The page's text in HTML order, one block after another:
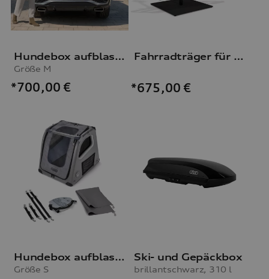
Hundebox aufblasbar
Größe M
*700,00 €
Fahrradträger für die Anhängevorrichtung
*675,00 €
Hundebox aufblasbar
Größe S
Ski- und Gepäckbox
brillantschwarz, 310 l